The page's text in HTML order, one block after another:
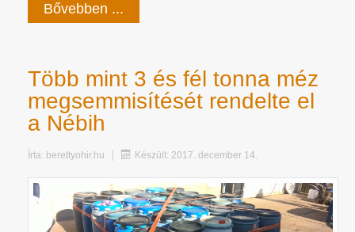
Bővebben ...
Több mint 3 és fél tonna méz
megsemmisítését rendelte el
a Nébih
Írta: berettyohir.hu Készült: 2017. december 14.